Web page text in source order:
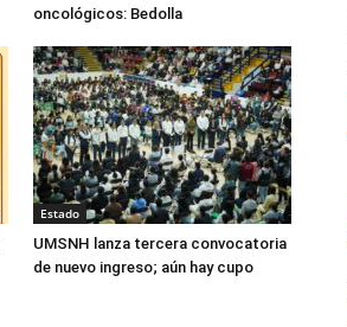
oncológicos: Bedolla
Estado
UMSNH lanza tercera convocatoria
de nuevo ingreso; aún hay cupo